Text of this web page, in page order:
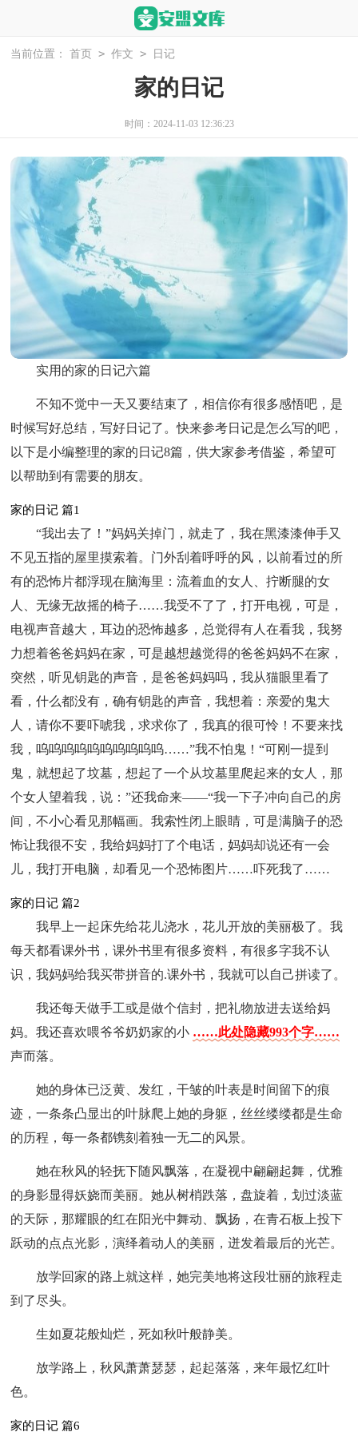
当前位置： 首页 > 作文 > 日记
家的日记
时间：2024-11-03 12:36:23
实用的家的日记六篇
不知不觉中一天又要结束了，相信你有很多感悟吧，是
时候写好总结，写好日记了。快来参考日记是怎么写的吧，
以下是小编整理的家的日记8篇，供大家参考借鉴，希望可
以帮助到有需要的朋友。
家的日记 篇1
“我出去了！”妈妈关掉门，就走了，我在黑漆漆伸手又
不见五指的屋里摸索着。门外刮着呼呼的风，以前看过的所
有的恐怖片都浮现在脑海里：流着血的女人、拧断腿的女
人、无缘无故摇的椅子……我受不了了，打开电视，可是，
电视声音越大，耳边的恐怖越多，总觉得有人在看我，我努
力想着爸爸妈妈在家，可是越想越觉得的爸爸妈妈不在家，
突然，听见钥匙的声音，是爸爸妈妈吗，我从猫眼里看了
看，什么都没有，确有钥匙的声音，我想着：亲爱的鬼大
人，请你不要吓唬我，求求你了，我真的很可怜！不要来找
我，呜呜呜呜呜呜呜呜呜呜……”我不怕鬼！“可刚一提到
鬼，就想起了坟墓，想起了一个从坟墓里爬起来的女人，那
个女人望着我，说：”还我命来——“我一下子冲向自己的房
间，不小心看见那幅画。我索性闭上眼睛，可是满脑子的恐
怖让我很不安，我给妈妈打了个电话，妈妈却说还有一会
儿，我打开电脑，却看见一个恐怖图片……吓死我了……
家的日记 篇2
我早上一起床先给花儿浇水，花儿开放的美丽极了。我
每天都看课外书，课外书里有很多资料，有很多字我不认
识，我妈妈给我买带拼音的.课外书，我就可以自己拼读了。
我还每天做手工或是做个信封，把礼物放进去送给妈
妈。我还喜欢喂爷爷奶奶家的小 ……此处隐藏993个字……
声而落。
她的身体已泛黄、发红，干皱的叶表是时间留下的痕
迹，一条条凸显出的叶脉爬上她的身躯，丝丝缕缕都是生命
的历程，每一条都镌刻着独一无二的风景。
她在秋风的轻抚下随风飘落，在凝视中翩翩起舞，优雅
的身影显得妖娆而美丽。她从树梢跌落，盘旋着，划过淡蓝
的天际，那耀眼的红在阳光中舞动、飘扬，在青石板上投下
跃动的点点光影，演绎着动人的美丽，迸发着最后的光芒。
放学回家的路上就这样，她完美地将这段壮丽的旅程走
到了尽头。
生如夏花般灿烂，死如秋叶般静美。
放学路上，秋风萧萧瑟瑟，起起落落，来年最忆红叶
色。
家的日记 篇6